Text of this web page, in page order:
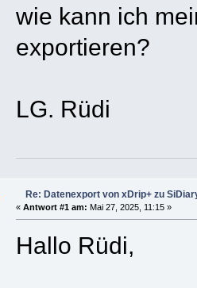
wie kann ich
exportieren?
LG. Rüdi
Re: Datenexport von xDrip+ zu
« Antwort #1 am: Mai 27, 2025, 11:15 »
Hallo Rüdi,